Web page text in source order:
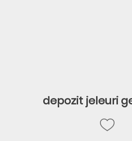
depozit jeleuri